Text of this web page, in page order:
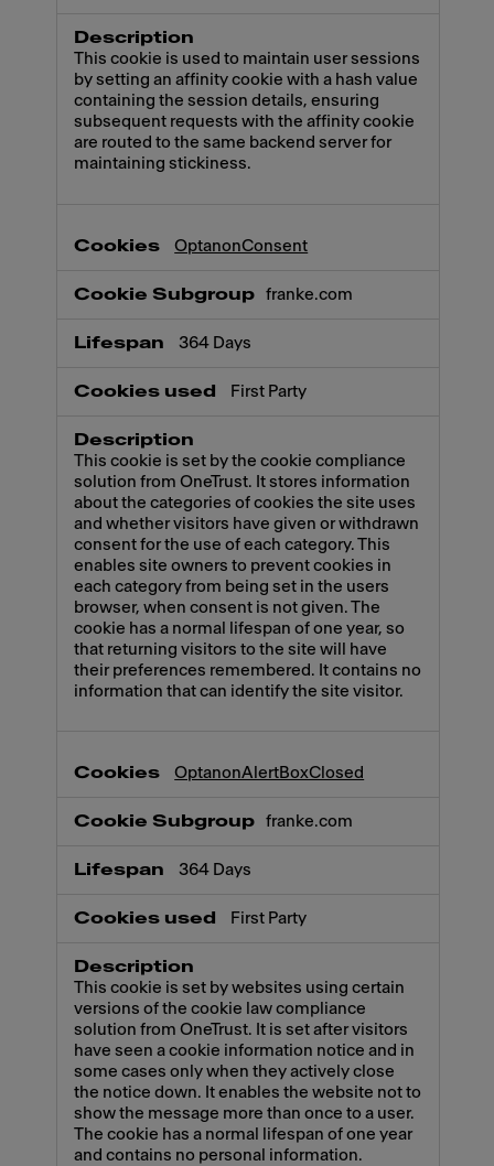
This cookie is used to maintain user sessions
by setting an affinity cookie with a hash value
containing the session details, ensuring
subsequent requests with the affinity cookie
are routed to the same backend server for
maintaining stickiness.
OptanonConsent
franke.com
364 Days
First Party
This cookie is set by the cookie compliance
solution from OneTrust. It stores information
about the categories of cookies the site uses
and whether visitors have given or withdrawn
consent for the use of each category. This
enables site owners to prevent cookies in
each category from being set in the users
browser, when consent is not given. The
cookie has a normal lifespan of one year, so
that returning visitors to the site will have
their preferences remembered. It contains no
information that can identify the site visitor.
OptanonAlertBoxClosed
franke.com
364 Days
First Party
This cookie is set by websites using certain
versions of the cookie law compliance
solution from OneTrust. It is set after visitors
have seen a cookie information notice and in
some cases only when they actively close
the notice down. It enables the website not to
show the message more than once to a user.
The cookie has a normal lifespan of one year
and contains no personal information.